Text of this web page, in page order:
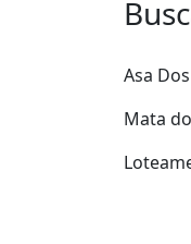
Asa
Mata